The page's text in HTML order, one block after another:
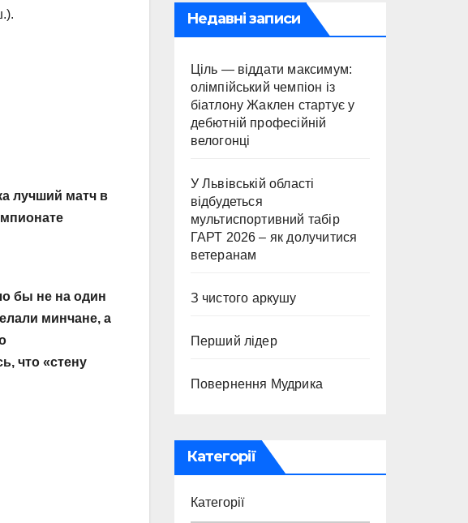
лучший матч в
бы не на один
минчане, а
что «стену
Недавні записи
Ціль — віддати максимум:
олімпійський чемпіон із
біатлону Жаклен стартує у
дебютній професійній
велогонці
У Львівській області
відбудеться
мультиспортивний табір
ГАРТ 2026 – як долучитися
ветеранам
З чистого аркушу
Перший лідер
Повернення Мудрика
Категорії
Категорії